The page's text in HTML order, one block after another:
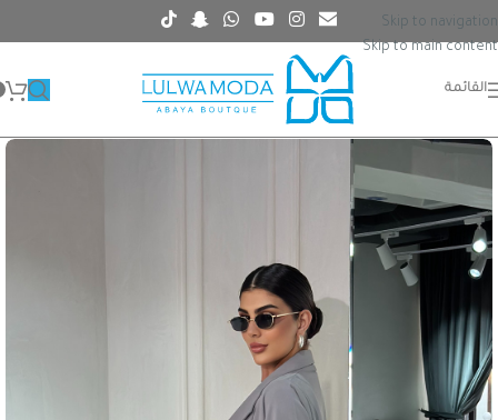
Skip to navigation
Skip to main content
القائمة